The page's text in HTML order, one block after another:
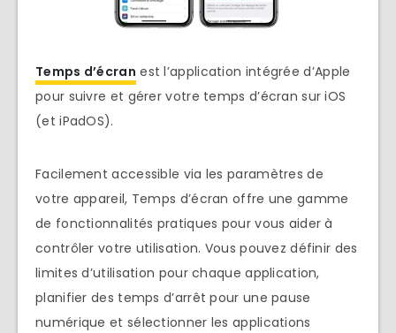
Temps d’écran est l’application intégrée d’Apple
pour suivre et gérer votre temps d’écran sur iOS
(et iPadOS).
Facilement accessible via les paramètres de
votre appareil, Temps d’écran offre une gamme
de fonctionnalités pratiques pour vous aider à
contrôler votre utilisation. Vous pouvez définir des
limites d’utilisation pour chaque application,
planifier des temps d’arrêt pour une pause
numérique et sélectionner les applications